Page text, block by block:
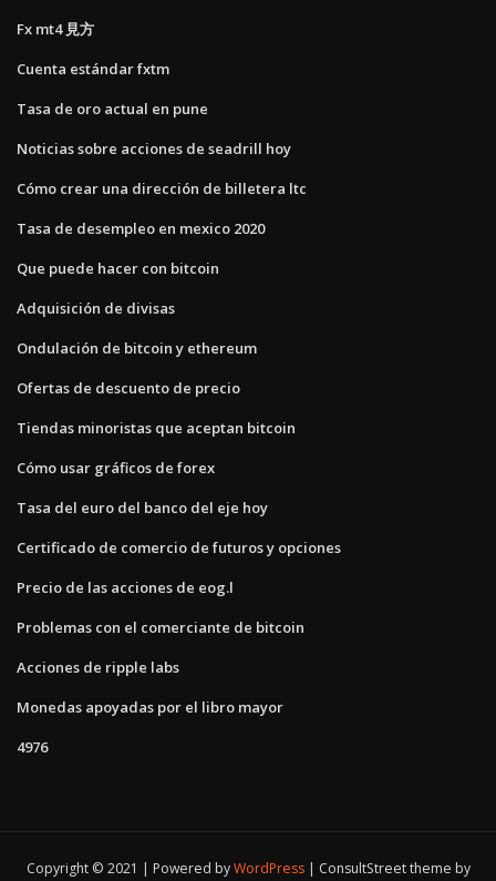
Fx mt4 見方
Cuenta estándar fxtm
Tasa de oro actual en pune
Noticias sobre acciones de seadrill hoy
Cómo crear una dirección de billetera ltc
Tasa de desempleo en mexico 2020
Que puede hacer con bitcoin
Adquisición de divisas
Ondulación de bitcoin y ethereum
Ofertas de descuento de precio
Tiendas minoristas que aceptan bitcoin
Cómo usar gráficos de forex
Tasa del euro del banco del eje hoy
Certificado de comercio de futuros y opciones
Precio de las acciones de eog.l
Problemas con el comerciante de bitcoin
Acciones de ripple labs
Monedas apoyadas por el libro mayor
4976
Copyright © 2021 | Powered byWordPress ConsultStreet theme by